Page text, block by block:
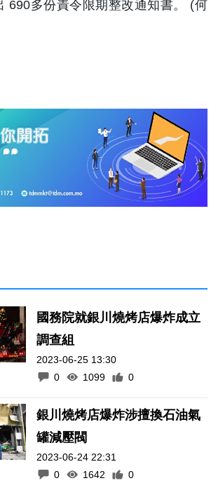
690多份責令限期整改通知書。 (何
國務院就銀川燒烤店爆炸成立
調查組
2023-06-25 13:30
0
1099 0
銀川燒烤店爆炸涉擅換石油氣
罐減壓閥
2023-06-24 22:31
0
1642 0